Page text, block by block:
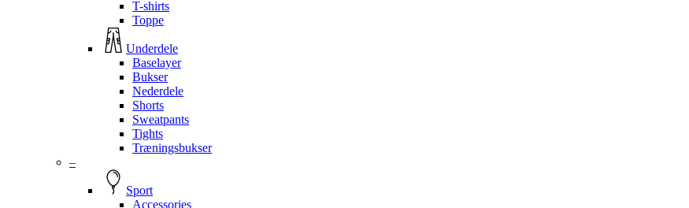
T-shirts
Toppe
Underdele
Baselayer
Bukser
Nederdele
Shorts
Sweatpants
Tights
Træningsbukser
–
Sport
Accessories